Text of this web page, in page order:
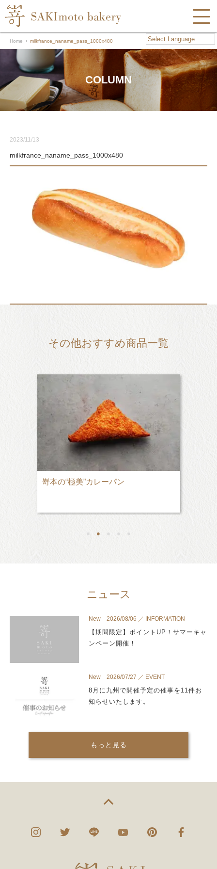
Home milkfrance_naname_pass_1000x480
COLUMN
2023/11/13
milkfrance_naname_pass_1000x480
その他おすすめ商品一覧
嵜本の“極美”カレーパン
● ● ● ● ●
ニュース
New 2026/08/06 ／ INFORMATION
【期間限定】ポイントUP！サマーキャ
ンペーン開催！
New 2026/07/27 ／ EVENT
8月に九州で開催予定の催事を11件お
知らせいたします。
もっと見る